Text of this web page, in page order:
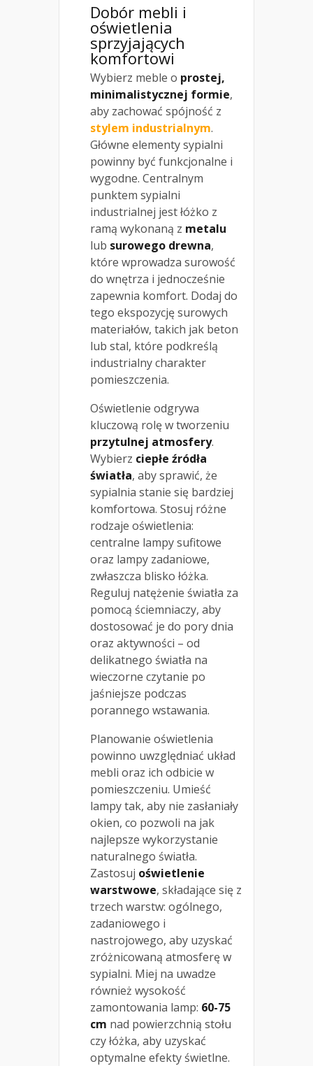
Dobór mebli i
oświetlenia
sprzyjających
komfortowi
Wybierz meble o prostej,
minimalistycznej formie,
aby zachować spójność z
stylem industrialnym.
Główne elementy sypialni
powinny być funkcjonalne i
wygodne. Centralnym
punktem sypialni
industrialnej jest łóżko z
ramą wykonaną z metalu
lub surowego drewna,
które wprowadza surowość
do wnętrza i jednocześnie
zapewnia komfort. Dodaj do
tego ekspozycję surowych
materiałów, takich jak beton
lub stal, które podkreślą
industrialny charakter
pomieszczenia.
Oświetlenie odgrywa
kluczową rolę w tworzeniu
przytulnej atmosfery.
Wybierz ciepłe źródła
światła, aby sprawić, że
sypialnia stanie się bardziej
komfortowa. Stosuj różne
rodzaje oświetlenia:
centralne lampy sufitowe
oraz lampy zadaniowe,
zwłaszcza blisko łóżka.
Reguluj natężenie światła za
pomocą ściemniaczy, aby
dostosować je do pory dnia
oraz aktywności – od
delikatnego światła na
wieczorne czytanie po
jaśniejsze podczas
porannego wstawania.
Planowanie oświetlenia
powinno uwzględniać układ
mebli oraz ich odbicie w
pomieszczeniu. Umieść
lampy tak, aby nie zasłaniały
okien, co pozwoli na jak
najlepsze wykorzystanie
naturalnego światła.
Zastosuj oświetlenie
warstwowe, składające się z
trzech warstw: ogólnego,
zadaniowego i
nastrojowego, aby uzyskać
zróżnicowaną atmosferę w
sypialni. Miej na uwadze
również wysokość
zamontowania lamp: 60-75
cm nad powierzchnią stołu
czy łóżka, aby uzyskać
optymalne efekty świetlne.